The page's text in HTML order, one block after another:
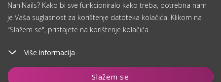
NaniNails? Kako bi sve funkcioniralo kako treba, potrebna nam
je Vaša suglasnost za korištenje datoteka kolačića. Klikom na
"Slažem se", pristajete na korištenje kolačića.
Više informacija
Slažem se
Dodaj u košaricu